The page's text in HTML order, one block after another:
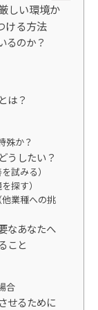
しい環境か
ける方法
るのか？
は？
殊か？
うしたい？
試みる）
探す）
業種への挑
なあなたへ
こと
合
せるために